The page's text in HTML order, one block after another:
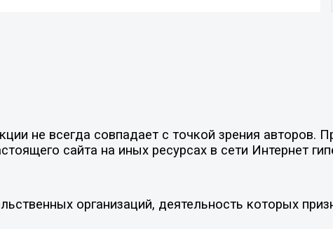
не всегда совпадает с точкой зрения авторов.
сайта на иных ресурсах в сети Интернет
организаций, деятельность которых